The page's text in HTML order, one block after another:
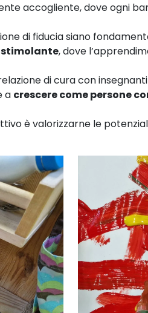
accogliente, dove ogni
di fiducia siano
stimolante, dove
di cura con
a crescere come persone
è valorizzarne le